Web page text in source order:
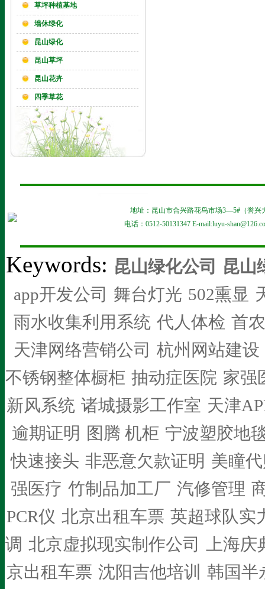
草坪种植基地
墙休绿化
昆山绿化
昆山草坪
昆山花卉
四季草花
地址：昆山市合兴路花鸟市场3—5#（誉兴
电话：0512-50131347 E-mail:luyu-
Keywords: 昆山绿化公司
昆山
app开发公司 舞台灯光 502熏显
雨水收集利用系统 代人体检 首
天津网络营销公司 杭州网站建设
不锈钢整体橱柜 抽动症医院 家强
新风系统 诸城摄影工作室 天津
逾期证明 图腾 机柜 宁波塑胶地
快速接头 非恶意欠款证明 美瞳
强医疗 竹制品加工厂 汽修管理
PCR仪 北京出租车票 英超球队实
调 北京虚拟现实制作公司
上海
京出租车票 沈阳吉他培训 韩国半